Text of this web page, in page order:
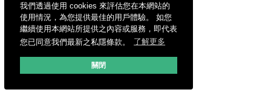
我們透過使用 cookies 來評估您在本網站的
使用情況，為您提供最佳的用戶體驗。 如您
繼續使用本網站所提供之內容或服務，即代表
您已同意我們最新之私隱條款。
了解更多
關閉